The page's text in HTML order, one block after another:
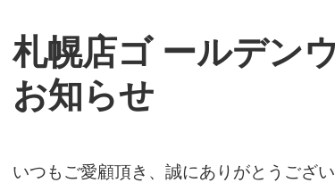
札幌店ゴ ールデン
お知らせ
いつもご愛顧頂き、誠にありがとうござい